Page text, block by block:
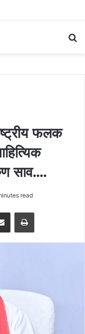
फलक
साव….
read
Share via Email Print